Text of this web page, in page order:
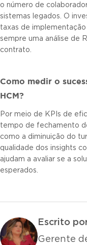
o número de
sistemas legados. O
taxas de
sempre uma análise de
contrato.
Como medir o
HCM?
Por meio de KPIs de
tempo de fechamento
como a diminuição do
qualidade dos insights
ajudam a avaliar se a
esperados.
Escrito
Gerente